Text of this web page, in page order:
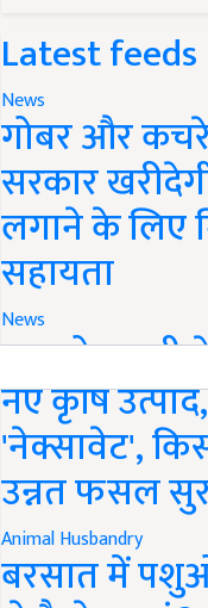
Latest feeds
News
गोबर और
सरकार
लगाने के लिए
सहायता
News
इफको-एमसी
नए कृषि
'नेक्सावेट',
उन्नत फसल
Animal Husbandry
बरसात में पशुओं